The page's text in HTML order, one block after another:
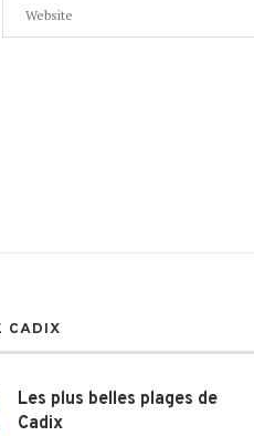
CADIX
Les plus belles plages de
Cadix